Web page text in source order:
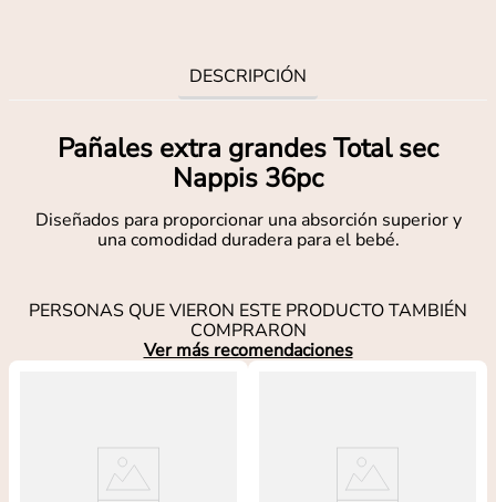
DESCRIPCIÓN
Pañales extra grandes Total sec
Nappis 36pc
Diseñados para proporcionar una absorción superior y
una comodidad duradera para el bebé.
PERSONAS QUE VIERON ESTE PRODUCTO TAMBIÉN
COMPRARON
Ver más recomendaciones